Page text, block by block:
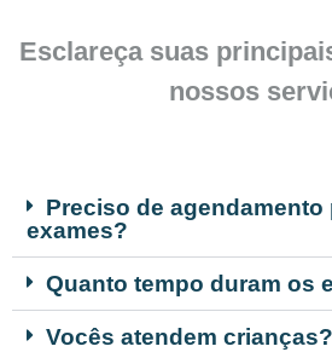
Esclareça suas
nossos
Preciso de agendamento
exames?
Quanto tempo duram os
Vocês atendem crianças?